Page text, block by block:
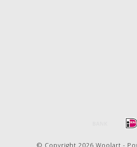
© Copyright 2026 Woolart -